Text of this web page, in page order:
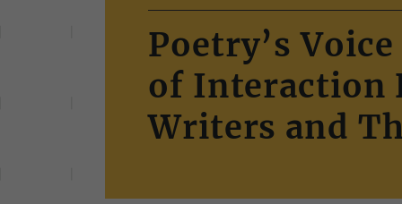
Poetry’s
of Interaction
Writers and